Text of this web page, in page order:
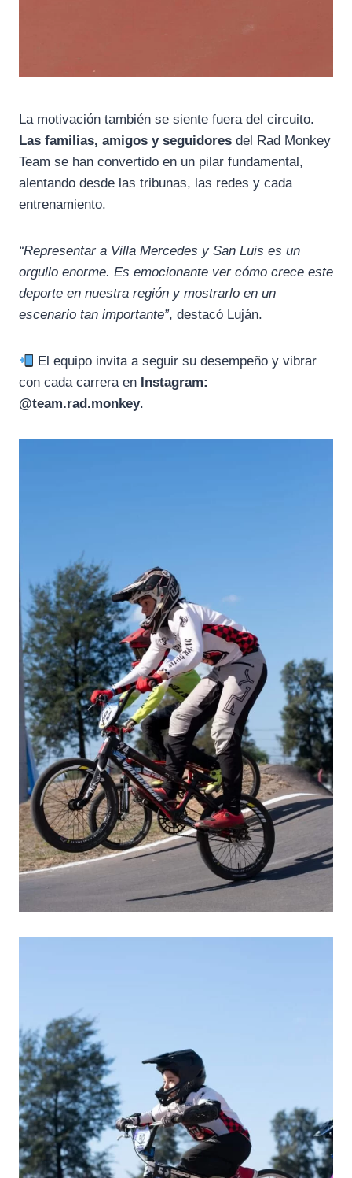
La motivación también se siente fuera del circuito.
Las familias, amigos y seguidores del Rad Monkey
Team se han convertido en un pilar fundamental,
alentando desde las tribunas, las redes y cada
entrenamiento.
“Representar a Villa Mercedes y San Luis es un
orgullo enorme. Es emocionante ver cómo crece este
deporte en nuestra región y mostrarlo en un
escenario tan importante”, destacó Luján.
El equipo invita a seguir su desempeño y vibrar
con cada carrera en Instagram:
@team.rad.monkey.